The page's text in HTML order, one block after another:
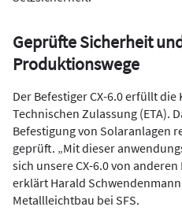
Geprüfte Sicherheit
Produktionswege
Der Befestiger CX-6.0 erfüllt
Technischen Zulassung (ETA).
Befestigung von Solaranlagen
geprüft. „Mit dieser
sich unsere CX-6.0 von
erklärt Harald
Metallleichtbau bei SFS.